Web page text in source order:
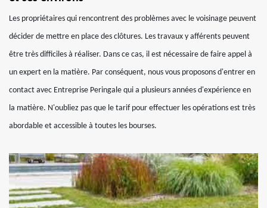
Les propriétaires qui rencontrent des problèmes avec le voisinage peuvent
décider de mettre en place des clôtures. Les travaux y afférents peuvent
être très difficiles à réaliser. Dans ce cas, il est nécessaire de faire appel à
un expert en la matière. Par conséquent, nous vous proposons d'entrer en
contact avec Entreprise Peringale qui a plusieurs années d'expérience en
la matière. N'oubliez pas que le tarif pour effectuer les opérations est très
abordable et accessible à toutes les bourses.